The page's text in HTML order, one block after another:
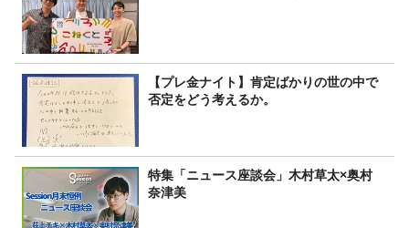
【プレ金ナイト】肯定ばかりの世の中で
否定をどう考えるか。
特集「ニュース座談会」木村草太×奥村
奈津美